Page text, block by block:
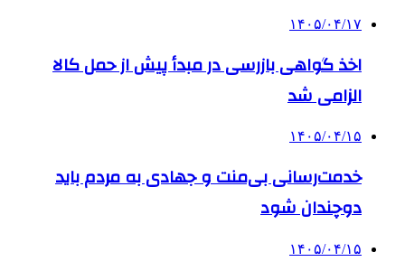
۱۴۰۵/۰۴/۱۷
اخذ گواهی بازرسی در مبدأ پیش از حمل کالا
الزامی شد
۱۴۰۵/۰۴/۱۵
خدمت‌رسانی بی‌منت و جهادی به مردم باید
دوچندان شود
۱۴۰۵/۰۴/۱۵